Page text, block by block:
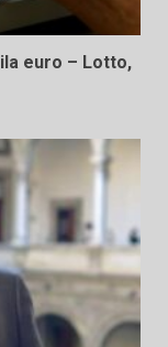
euro – Lotto,